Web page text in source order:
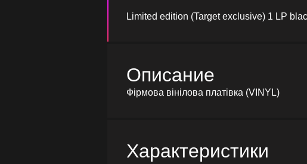
Limited edition (Target exclusive) 1 LP
Описание
Фірмова вінілова платівка (VINYL)
Характеристики